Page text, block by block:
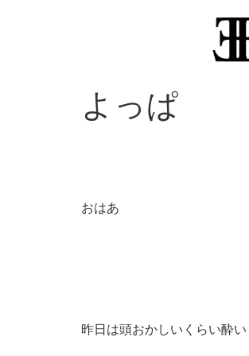
よっぱ
おはあ
昨日は頭おかしいくらい酔い